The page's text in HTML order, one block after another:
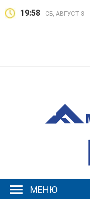
19:58 СБ, АВГУСТ 8
МЕНЮ